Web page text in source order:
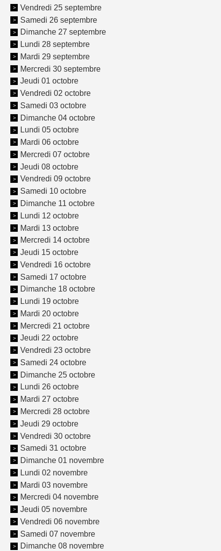
Vendredi 25 septembre
Samedi 26 septembre
Dimanche 27 septembre
Lundi 28 septembre
Mardi 29 septembre
Mercredi 30 septembre
Jeudi 01 octobre
Vendredi 02 octobre
Samedi 03 octobre
Dimanche 04 octobre
Lundi 05 octobre
Mardi 06 octobre
Mercredi 07 octobre
Jeudi 08 octobre
Vendredi 09 octobre
Samedi 10 octobre
Dimanche 11 octobre
Lundi 12 octobre
Mardi 13 octobre
Mercredi 14 octobre
Jeudi 15 octobre
Vendredi 16 octobre
Samedi 17 octobre
Dimanche 18 octobre
Lundi 19 octobre
Mardi 20 octobre
Mercredi 21 octobre
Jeudi 22 octobre
Vendredi 23 octobre
Samedi 24 octobre
Dimanche 25 octobre
Lundi 26 octobre
Mardi 27 octobre
Mercredi 28 octobre
Jeudi 29 octobre
Vendredi 30 octobre
Samedi 31 octobre
Dimanche 01 novembre
Lundi 02 novembre
Mardi 03 novembre
Mercredi 04 novembre
Jeudi 05 novembre
Vendredi 06 novembre
Samedi 07 novembre
Dimanche 08 novembre